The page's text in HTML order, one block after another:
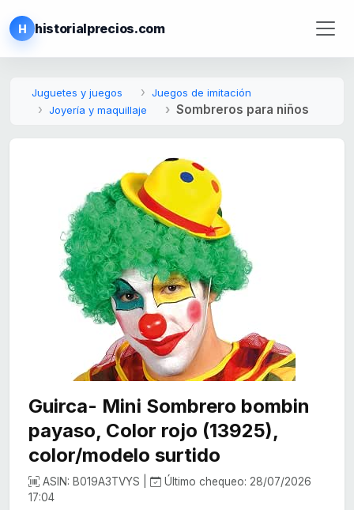
H historialprecios.com
Juguetes y juegos
Juegos de imitación
Joyería y maquillaje
Sombreros para niños
Guirca- Mini Sombrero bombin
payaso, Color rojo (13925),
color/modelo surtido
ASIN: B019A3TVYS |
Último chequeo: 28/07/2026
17:04